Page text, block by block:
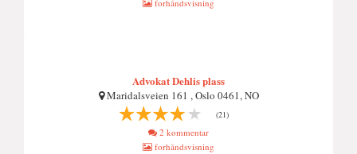
forhåndsvisning
Advokat Dehlis plass
Maridalsveien 161 , Oslo 0461, NO
(21)
2 kommentar
forhåndsvisning